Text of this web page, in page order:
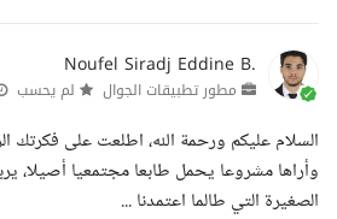
Noufel Siradj Eddine B.
مطور تطبيقات الجوال لم يحسب
السلام عليكم ورحمة الله، اطلعت على فكرتك
وأراها مشروعا يحمل طابعا مجتمعيا أصيلا،
الصغيرة التي طالما اعتمدنا ...